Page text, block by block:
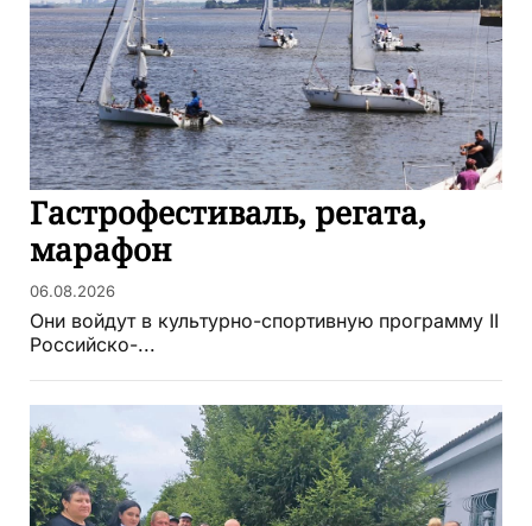
Гастрофестиваль, регата,
марафон
06.08.2026
Они войдут в культурно-спортивную программу II
Российско-...